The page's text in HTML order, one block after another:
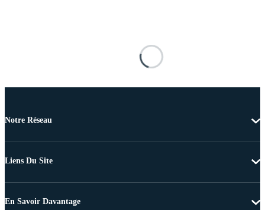
Notre Réseau
Liens Du Site
En Savoir Davantage